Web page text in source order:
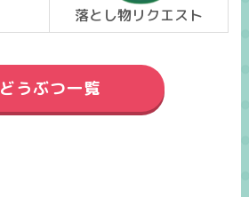
落とし物リクエスト
どうぶつ一覧